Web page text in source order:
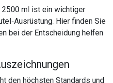
2500 ml ist ein wichtiger
Ausrüstung. Hier finden Sie
bei der Entscheidung helfen
den höchsten Standards und